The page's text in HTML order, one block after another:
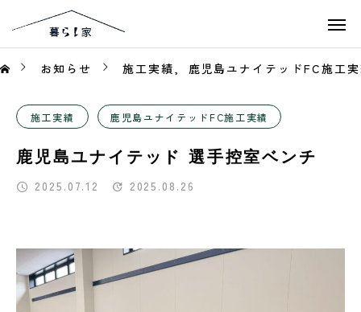
お知らせ 施工実績 鹿児島ユナイテッドFC施工
施工実績 鹿児島ユナイテッドFC施工実績
鹿児島ユナイテッド 選手控室ベンチ
2025.07.12 2025.08.26